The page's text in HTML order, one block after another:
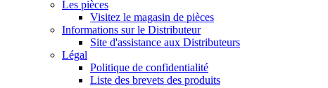
Les pièces
Visitez le magasin de pièces
Informations sur le Distributeur
Site d'assistance aux Distributeurs
Légal
Politique de confidentialité
Liste des brevets des produits